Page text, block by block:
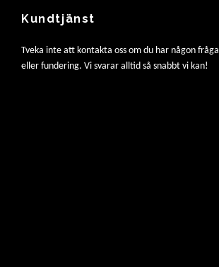
Kundtjänst
Tveka inte att kontakta oss om du har någon fråga
eller fundering. Vi svarar alltid så snabbt vi kan!